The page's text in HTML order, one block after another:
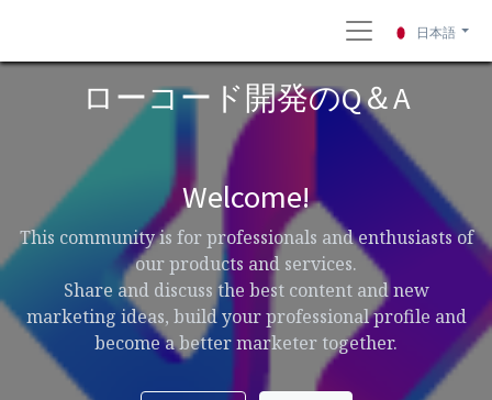
日本語
ローコード開発のQ＆A
Welcome!
This community is for professionals and enthusiasts of
our products and services.
Share and discuss the best content and new
marketing ideas, build your professional profile and
become a better marketer together.